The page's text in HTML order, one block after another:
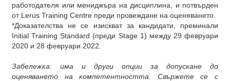
работодателя или мениджъра на дисциплина, и потвърден
от Lerus Training Centre преди провеждане на оценяването.
*Доказателства не се изискват за кандидати, преминали
Initial Training Standard (преди Stage 1) между 29 февруари
2020 и 28 февруари 2022.
Забележка: има и други опции за допускане до
оценяването на компетентността. Свържете се с